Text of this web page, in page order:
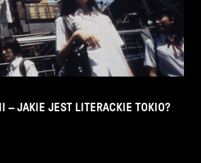
– JAKIE JEST LITERACKIE TOKIO?